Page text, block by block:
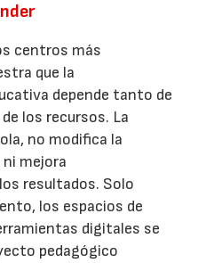
centros más
que la
depende tanto de
los recursos. La
no modifica la
ni mejora
resultados. Solo
los espacios de
digitales se
pedagógico